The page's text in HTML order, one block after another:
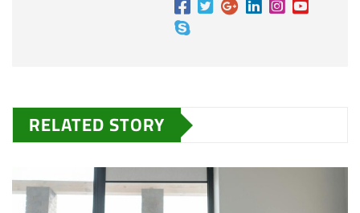
RELATED STORY